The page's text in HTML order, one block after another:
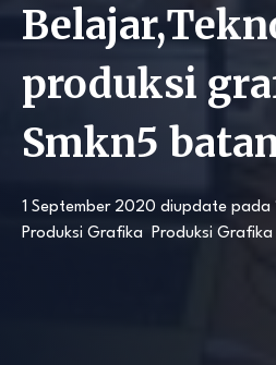
produksi
Smkn5
1 September 2020 diupdate pada
Produksi Grafika Produksi Grafika